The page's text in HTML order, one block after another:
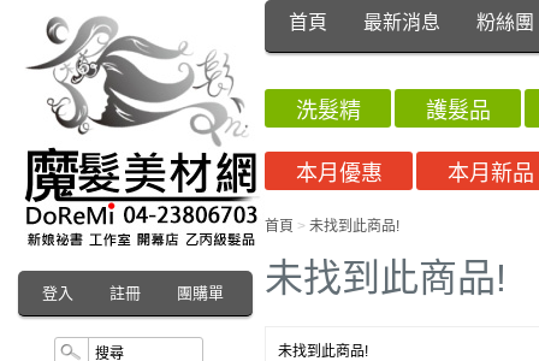
登入 註冊 團購單
首頁 最新消息 粉絲團
洗髮精
護髮品
本月優惠
本月新品
首頁 > 未找到此商品!
未找到此商品!
未找到此商品!